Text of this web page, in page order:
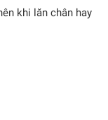
khi lăn chân hay